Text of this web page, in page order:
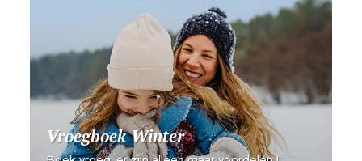
Vroegboek Winter